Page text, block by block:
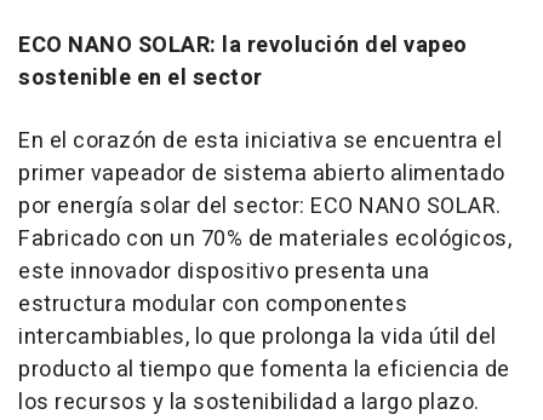
ECO NANO SOLAR: la revolución del vapeo
sostenible en el sector
En el corazón de esta iniciativa se encuentra el
primer vapeador de sistema abierto alimentado
por energía solar del sector: ECO NANO SOLAR.
Fabricado con un 70% de materiales ecológicos,
este innovador dispositivo presenta una
estructura modular con componentes
intercambiables, lo que prolonga la vida útil del
producto al tiempo que fomenta la eficiencia de
los recursos y la sostenibilidad a largo plazo.